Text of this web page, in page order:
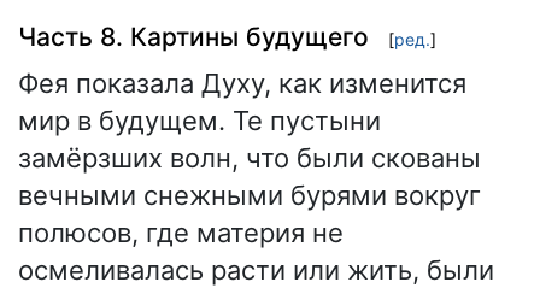
Часть 8. Картины будущего [ред.]
Фея показала Духу, как изменится
мир в будущем. Те пустыни
замёрзших волн, что были скованы
вечными снежными бурями вокруг
полюсов, где материя не
осмеливалась расти или жить, были